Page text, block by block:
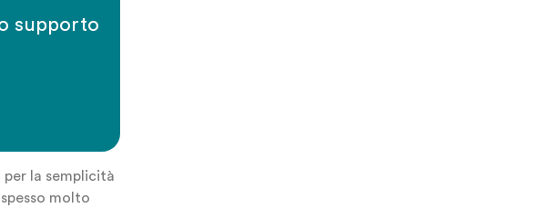
supporto
la semplicità
molto